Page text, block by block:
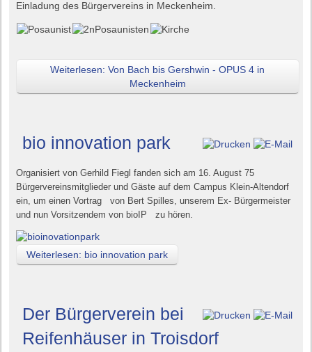
Einladung des Bürgervereins in Meckenheim.
Weiterlesen: Von Bach bis Gershwin - OPUS 4 in
Meckenheim
bio innovation park
Organisiert von Gerhild Fiegl fanden sich am 16. August 75
Bürgervereinsmitgliederund Gäste auf dem Campus Klein-Altendorf
ein, um einen Vortrag von Bert Spilles, unserem Ex- Bürgermeister
und nun Vorsitzendem von bioIP zu hören.
Weiterlesen: bio innovation park
Der Bürgerverein bei
Reifenhäuser in Troisdorf